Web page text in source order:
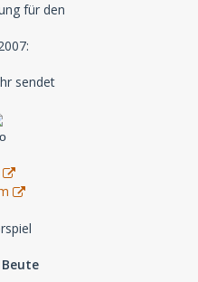
für den
sendet